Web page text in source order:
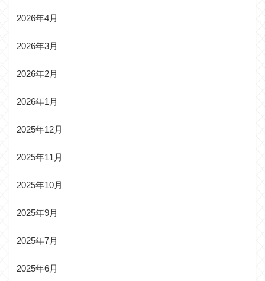
2026年4月
2026年3月
2026年2月
2026年1月
2025年12月
2025年11月
2025年10月
2025年9月
2025年7月
2025年6月